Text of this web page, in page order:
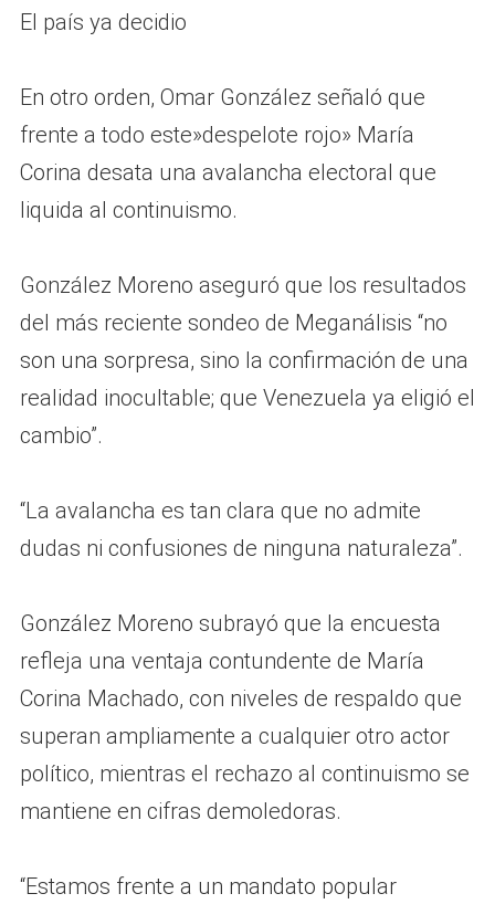
El país ya decidio
En otro orden, Omar González señaló que
frente a todo este»despelote rojo» María
Corina desata una avalancha electoral que
liquida al continuismo.
González Moreno aseguró que los resultados
del más reciente sondeo de Meganálisis “no
son una sorpresa, sino la confirmación de una
realidad inocultable; que Venezuela ya eligió el
cambio”.
“La avalancha es tan clara que no admite
dudas ni confusiones de ninguna naturaleza”.
González Moreno subrayó que la encuesta
refleja una ventaja contundente de María
Corina Machado, con niveles de respaldo que
superan ampliamente a cualquier otro actor
político, mientras el rechazo al continuismo se
mantiene en cifras demoledoras.
“Estamos frente a un mandato popular